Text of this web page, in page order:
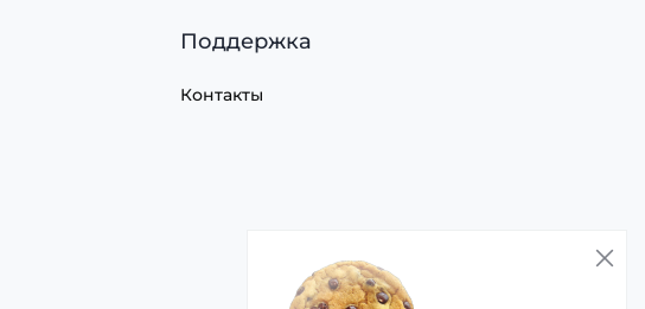
Поддержка
Контакты